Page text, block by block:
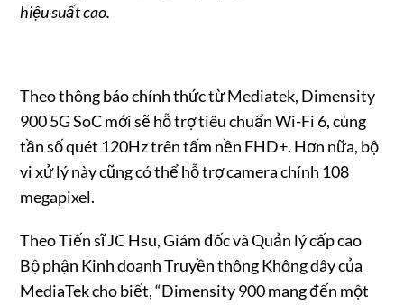
hiệu suất cao.
Theo thông báo chính thức từ Mediatek, Dimensity
900 5G SoC mới sẽ hỗ trợ tiêu chuẩn Wi-Fi 6, cùng
tần số quét 120Hz trên tấm nền FHD+. Hơn nữa, bộ
vi xử lý này cũng có thể hỗ trợ camera chính 108
megapixel.
Theo Tiến sĩ JC Hsu, Giám đốc và Quản lý cấp cao
Bộ phận Kinh doanh Truyền thông Không dây của
MediaTek cho biết, “Dimensity 900 mang đến một